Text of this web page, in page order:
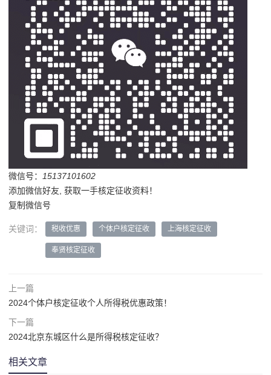
微信号：
15137101602
添加微信好友, 获取一手核定征收资料！
复制微信号
关键词： 税收优惠 个体户核定征收 上海核定征收
奉贤核定征收
上一篇
2024个体户核定征收个人所得税优惠政策！
下一篇
2024北京东城区什么是所得税核定征收？
相关文章